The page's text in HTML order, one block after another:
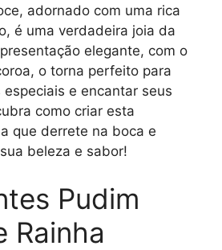
adornado com uma rica
é uma verdadeira joia da
elegante, com o
o torna perfeito para
e encantar seus
como criar esta
que derrete na boca e
beleza e sabor!
Pudim
Rainha